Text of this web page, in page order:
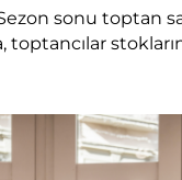
sonu toptan
toptancılar